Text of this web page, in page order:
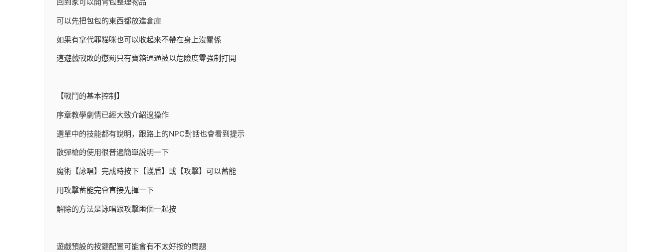
可以先把包包的東西都放進倉庫
如果有拿代罪貓咪也可以收起來不帶在身上沒關係
這遊戲戰敗的懲罰只有寶箱通通被以危險度零強制打開
【戰鬥的基本控制】
序章教學劇情已經大致介紹過操作
選單中的技能都有說明，跟路上的NPC對話也會看到提示
散彈槍的使用很普遍簡單說明一下
魔術【詠唱】完成時按下【護盾】或【攻擊】可以蓄能
用攻擊蓄能完會直接先揮一下
解除的方法是詠唱跟攻擊兩個一起按
遊戲預設的按鍵配置可能會有不太好按的問題